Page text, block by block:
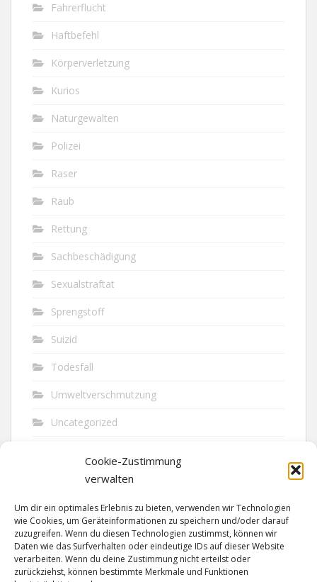
Cookie-Zustimmung
verwalten
Um dir ein optimales Erlebnis zu bieten, verwenden wir Technologien
wie Cookies, um Geräteinformationen zu speichern und/oder darauf
zuzugreifen. Wenn du diesen Technologien zustimmst, können wir
Daten wie das Surfverhalten oder eindeutige IDs auf dieser Website
verarbeiten. Wenn du deine Zustimmung nicht erteilst oder
zurückziehst, können bestimmte Merkmale und Funktionen
Fahrerflucht
Haftbefehl
Körperverletzung
Kurios
Naturgewalten
Polizei
Raser
Raub
Rettung
Sachbeschädigung
Sexualstraftat
Sprengstoff
Suizid
Todesfall
Umweltverschmutzung
Uncategorized
Vandalismus
Verkehr
Verkehrsunfall
Vermisst